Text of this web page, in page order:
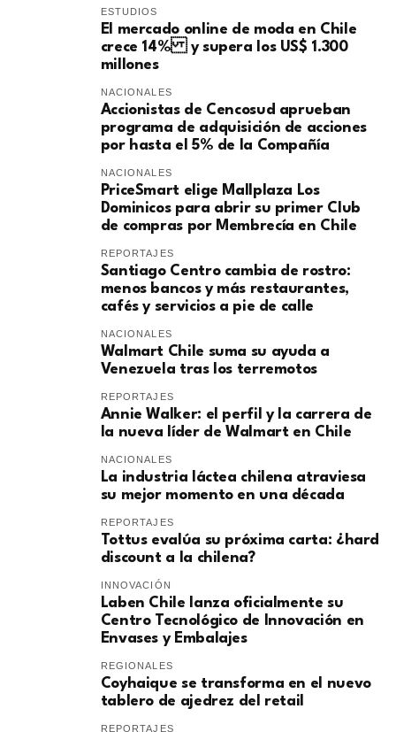
ESTUDIOS
El mercado online de moda en Chile
crece 14% y supera los US$ 1.300
millones
NACIONALES
Accionistas de Cencosud aprueban
programa de adquisición de acciones
por hasta el 5% de la Compañía
NACIONALES
PriceSmart elige Mallplaza Los
Dominicos para abrir su primer Club
de compras por Membrecía en Chile
REPORTAJES
Santiago Centro cambia de rostro:
menos bancos y más restaurantes,
cafés y servicios a pie de calle
NACIONALES
Walmart Chile suma su ayuda a
Venezuela tras los terremotos
REPORTAJES
Annie Walker: el perfil y la carrera de
la nueva líder de Walmart en Chile
NACIONALES
La industria láctea chilena atraviesa
su mejor momento en una década
REPORTAJES
Tottus evalúa su próxima carta: ¿hard
discount a la chilena?
INNOVACIÓN
Laben Chile lanza oficialmente su
Centro Tecnológico de Innovación en
Envases y Embalajes
REGIONALES
Coyhaique se transforma en el nuevo
tablero de ajedrez del retail
REPORTAJES